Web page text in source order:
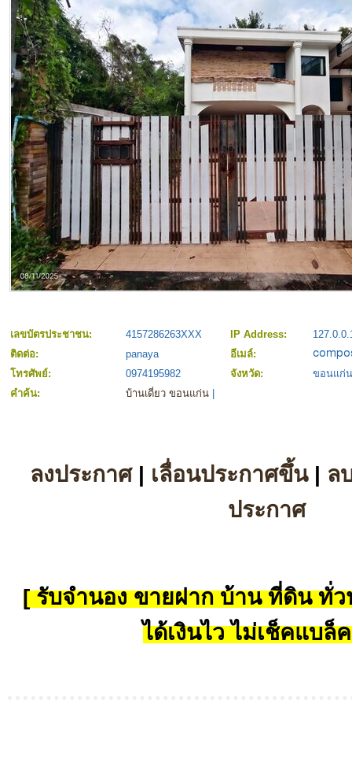
เลขบัตรประชาชน: 4157286263XXX IP Address:
ติดต่อ:
panaya
อีเมล์:
โทรศัพย์:
0974195982 จังหวัด:
ขอนแก่น
คำค้น:
บ้านเดี่ยว ขอนแก่น
ลงประกาศ| เลื่อนประกาศขึ้น| ล
ประกาศ
[ รับจำนอง ขายฝาก บ้าน ที่ดิน ทั่ว
ได้เงินไว ไม่เช็คแบล็